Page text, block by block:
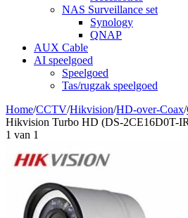
NAS Surveillance set
Synology
QNAP
AUX Cable
AI speelgoed
Speelgoed
Tas/rugzak speelgoed
Home/CCTV/Hikvision/HD-over-Coax/
Hikvision Turbo HD (DS-2CE16D0T-
1 van 1